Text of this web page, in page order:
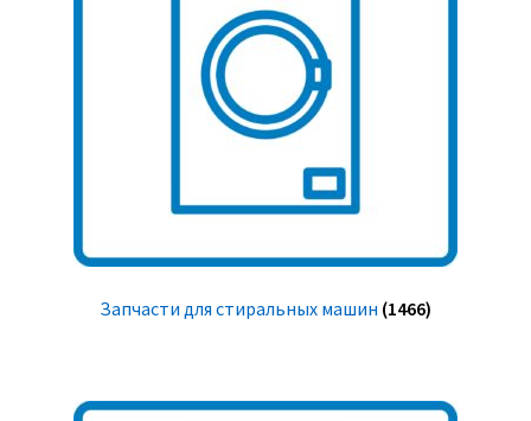
Запчасти для стиральных машин (1466)